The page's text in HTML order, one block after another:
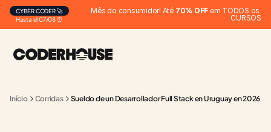
Hasta el 07/08 ⏰
CYBER CODER 🚀 Mês do consumidor! Até 70% OFF em TODOS os
CURSOS
Início Corridas Sueldo de un Desarrollador Full Stack en Uruguay en 2026